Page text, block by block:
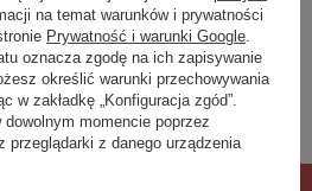
swoją opinię
Twoja ocena:
5/5
na temat warunków i prywatności
Prywatność i warunki Google
oznacza zgodę na ich zapisywanie
określić warunki przechowywania
w zakładkę „Konfiguracja zgód”.
momencie poprzez
przeglądarki z danego urządzenia